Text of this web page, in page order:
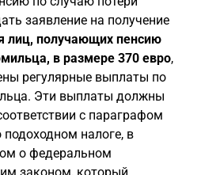
заявление на получение
лиц, получающих пенсию
в размере 370 евро,
регулярные выплаты по
Эти выплаты должны
с параграфом
подоходном налоге, в
о федеральном